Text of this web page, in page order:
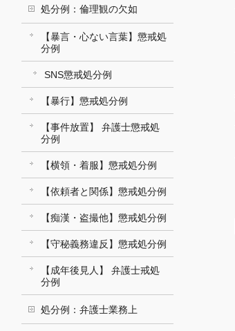
処分例：倫理観の欠如
【暴言・心ない言葉】懲戒処
分例
SNS懲戒処分例
【暴行】懲戒処分例
【事件放置】 弁護士懲戒処
分例
【横領・着服】懲戒処分例
【依頼者と関係】懲戒処分例
【痴漢・盗撮他】懲戒処分例
【守秘義務違反】懲戒処分例
【成年後見人】 弁護士戒処
分例
処分例：弁護士業務上